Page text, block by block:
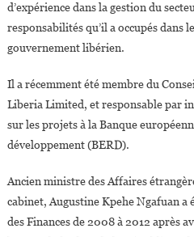
d’expérience dans la gestion du
responsabilités qu’il a occupés dans
gouvernement libérien.
Il a récemment été membre du
Liberia Limited, et responsable par
sur les projets à la Banque
développement (BERD).
Ancien ministre des Affaires
cabinet, Augustine Kpehe Ngafuan
des Finances de 2008 à 2012 après